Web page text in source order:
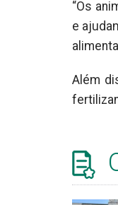
“Os
e
Além